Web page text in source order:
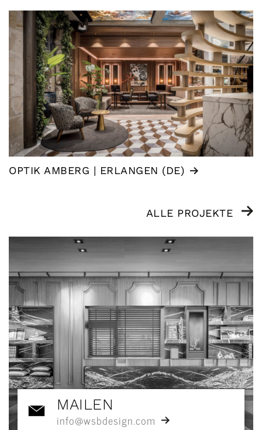
OPTIK AMBERG | ERLANGEN (DE)
ALLE PROJEKTE
MAILEN
info@wsbdesign.com